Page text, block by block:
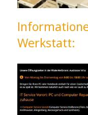
Werkstatt: